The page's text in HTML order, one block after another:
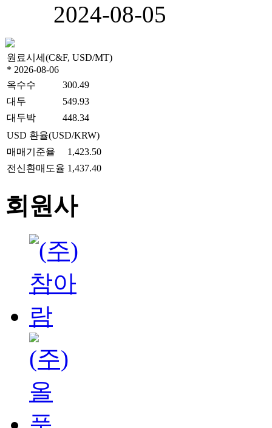
2024-08-05
원료시세(C&F, USD/MT)
* 2026-08-06
옥수수
300.49
대두
549.93
대두박
448.34
USD 환율(USD/KRW)
매매기준율
1,423.50
전신환매도율 1,437.40
회원사